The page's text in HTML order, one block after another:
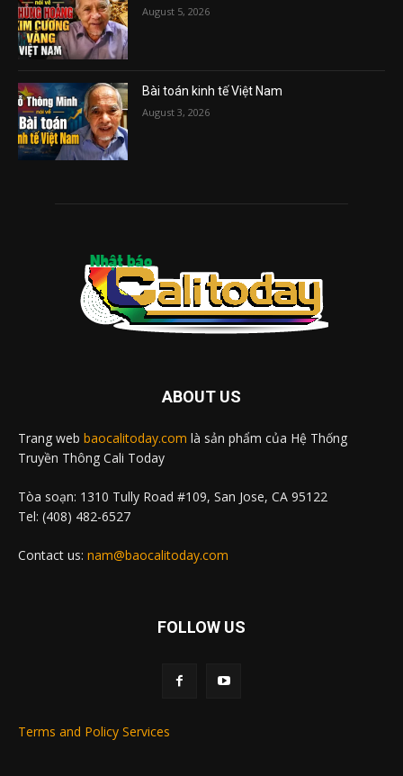
August 5, 2026
Bài toán kinh tế Việt Nam
August 3, 2026
ABOUT US
Trang web baocalitoday.com là sản phẩm của Hệ Thống
Truyền Thông Cali Today
Tòa soạn: 1310 Tully Road #109, San Jose, CA 95122
Tel: (408) 482-6527
Contact us: nam@baocalitoday.com
FOLLOW US
Terms and Policy Services